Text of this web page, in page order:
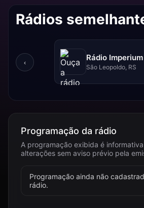
Rádios
‹
Rádio Imperium
São Leopoldo, RS
Programação da rádio
A programação exibida é
alterações sem aviso prévio pela
Programação ainda não
rádio.